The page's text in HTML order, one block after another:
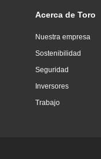
Acerca de Toro
Nuestra empresa
Sostenibilidad
Seguridad
Inversores
Trabajo